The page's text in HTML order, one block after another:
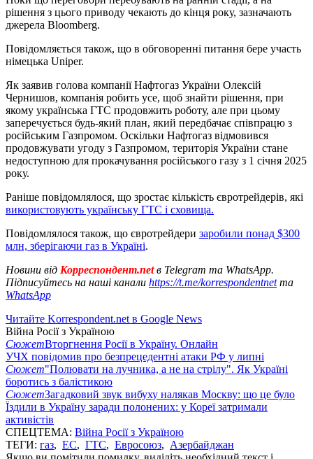
рішення з цього приводу чекають до кінця року, зазначають
джерела Bloomberg.
Повідомляється також, що в обговоренні питання бере участь
німецька Uniper.
Як заявив голова компанії Нафтогаз України Олексій
Чернишов, компанія робить усе, щоб знайти рішення, при
якому українська ГТС продовжить роботу, але при цьому
заперечується будь-який план, який передбачає співпрацю з
російським Газпромом. Оскільки Нафтогаз відмовився
продовжувати угоду з Газпромом, територія України стане
недоступною для прокачування російського газу з 1 січня 2025
року.
Раніше повідомлялося, що зростає кількість євротрейдерів, які
використовують українську ГТС і сховища.
Повідомлялося також, що євротрейдери заробили понад $300
млн, зберігаючи газ в Україні.
Новини від Корреспондент.netв Telegram та WhatsApp.
Підписуйтесь на наші канали https://t.me/korrespondentnetта
WhatsApp
Читайте Korrespondent.net в Google News
Війна Росії з Україною
СюжетВторгнення Росії в Україну. Онлайн
УЧХ повідомив про безпрецедентні атаки РФ у липні
Сюжет"Полювати на лучника, а не на стрілу". Як Україні
боротись з балістикою
СюжетЗагадковий звук вибуху налякав Москву: що це було
Їздили в Україну заради полонених: у Кореї затримали
активістів
СПЕЦТЕМА: Війна Росії з Україною
ТЕГИ: газ, ЕС, ГТС, Евросоюз, Азербайджан